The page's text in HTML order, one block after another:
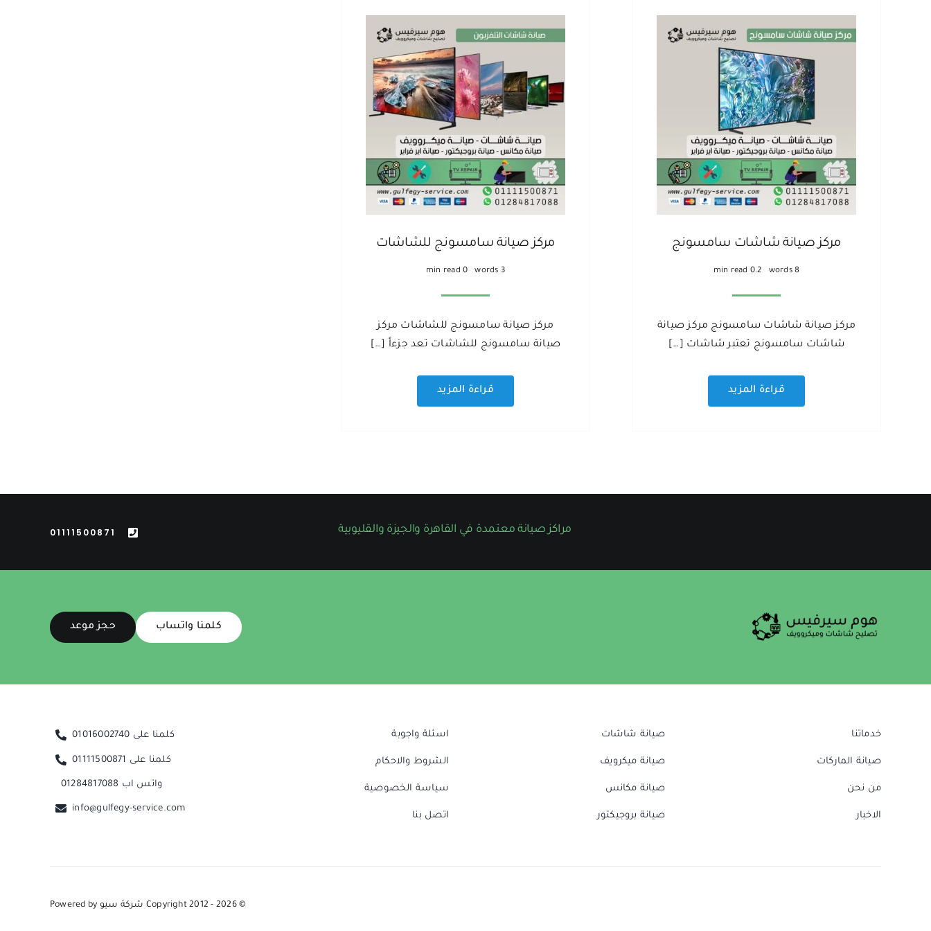
مركز صيانة شاشات سامسونج
8 words
0.2 min read
مركز صيانة شاشات سامسونج مركز صيانة
شاشات سامسونج تعتبر شاشات […]
قراءة المزيد
مركز صيانة سامسونج للشاشات
3 words
0 min read
مركز صيانة سامسونج للشاشات مركز
صيانة سامسونج للشاشات تعد جزءاً […]
قراءة المزيد
مراكز صيانة معتمدة في القاهرة والجيزة والقليوبية 01111500871
كلمنا واتساب حجز موعد
خدماتنا
صيانة الماركات
من نحن
الاخبار
صيانة شاشات
صيانة ميكرويف
صيانة مكانس
صيانة بروجيكتور
اسئلة واجوبة
الشروط والاحكام
سياسة الخصوصية
اتصل بنا
كلمنا على 01016002740
كلمنا على 01111500871
واتس اب 01284817088
info@gulfegy-service.com
© Copyright 2012 - 2026 شركة سيو